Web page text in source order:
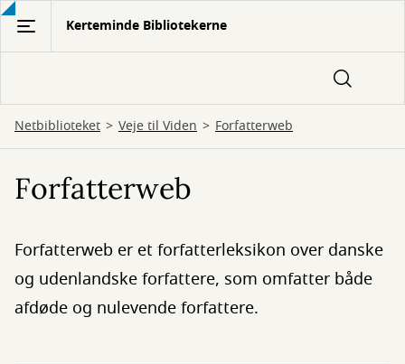
Gå
hovedindhold
Kerteminde Bibliotekerne
Netbiblioteket Veje til Viden Forfatterweb
Forfatterweb
Forfatterweb er et forfatterleksikon over danske
og udenlandske forfattere, som omfatter både
afdøde og nulevende forfattere.